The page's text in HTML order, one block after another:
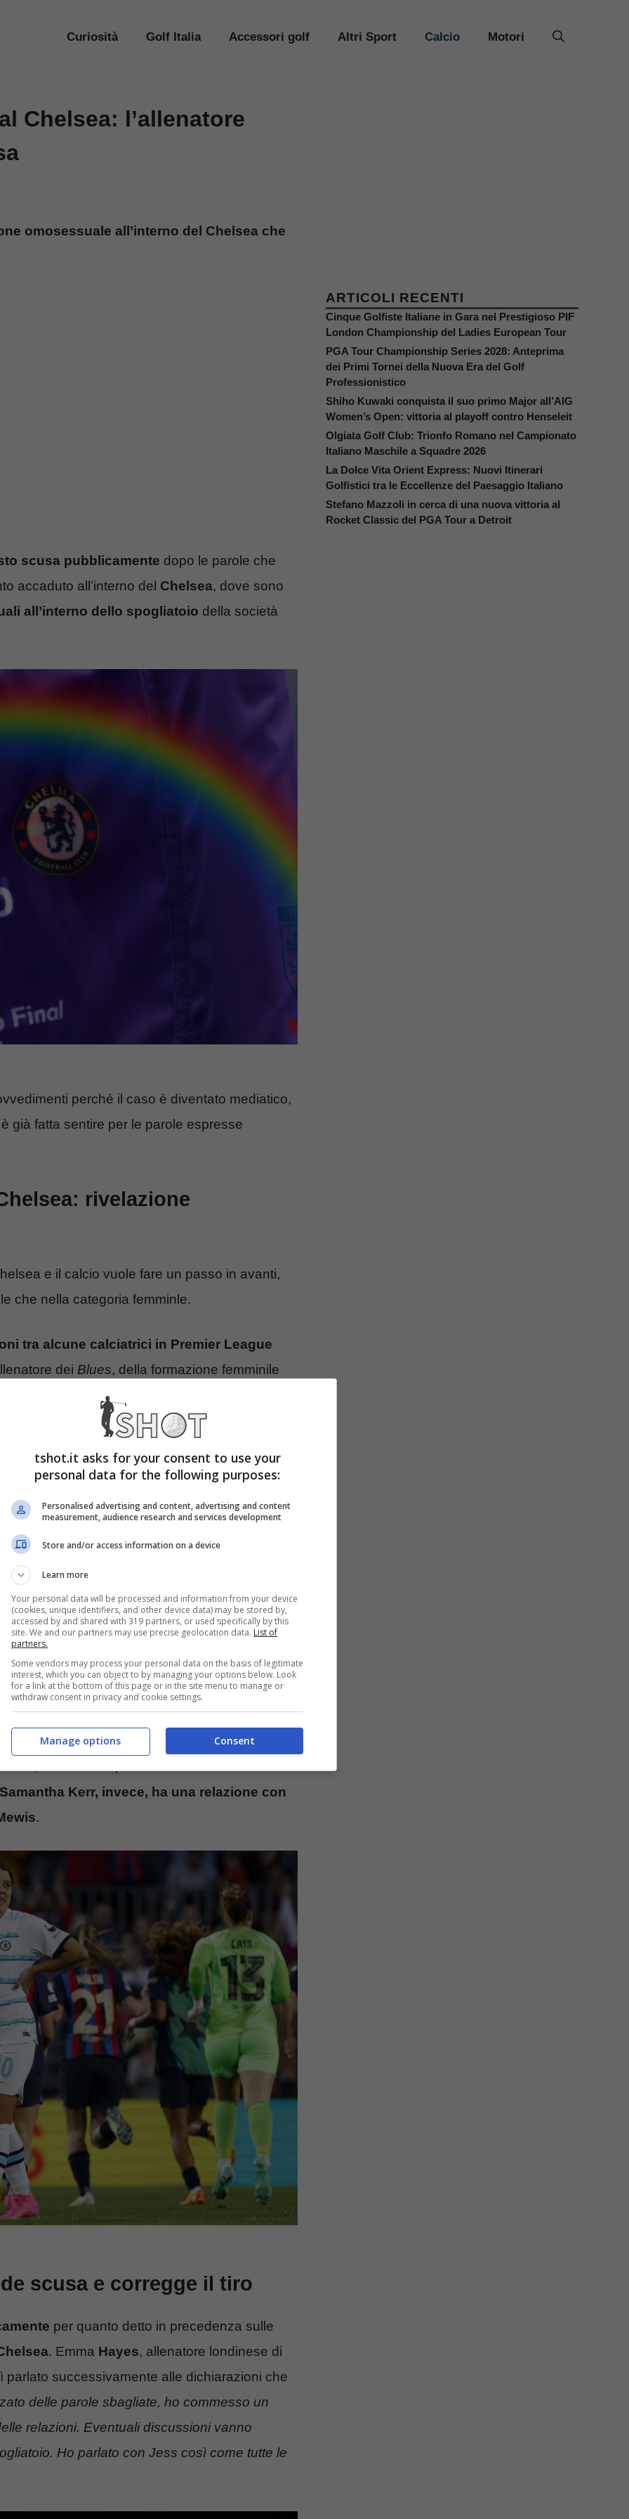
Curiosità Golf Italia Accessori golf Altri Sport Calcio Motori
Chelsea: l’allenatore
omosessuale all’interno del Chelsea che
scusa pubblicamente dopo le parole che
accaduto all’interno del Chelsea, dove sono
all’interno dello spogliatoio della società
perché il caso è diventato mediatico,
già fatta sentire per le parole espresse
rivelazione
e il calcio vuole fare un passo in avanti,
che nella categoria femminle.
tra alcune calciatrici in Premier League
dei Blues, della formazione femminile
e che vanta campionesse di livello Mondiale in
trattato con enorme leggerezza un tema
L’allenatore del Chelsea femminile, Emma
le relazioni all’interno del
certe cose, ma alla lunga sarebbe
titolare e l’altra no, una è in scadenza e
che hanno fatto molto discutere e non solo in
femminiel, Emma Hayes. Aveva spiegato
club, con un attacco vero e proprio quello che
Samantha Kerr, invece, ha una relazione con
.
scusa e corregge il tiro
per quanto detto in precedenza sulle
. Emma Hayes, allenatore londinese di
parlato successivamente alle dichiarazioni che
delle parole sbagliate, ho commesso un
relazioni. Eventuali discussioni vanno
Ho parlato con Jess così come tutte le
ARTICOLI RECENTI
Cinque Golfiste Italiane in Gara nel Prestigioso PIF
London Championship del Ladies European Tour
PGA Tour Championship Series 2028: Anteprima
dei Primi Tornei della Nuova Era del Golf
Professionistico
Shiho Kuwaki conquista il suo primo Major all’AIG
Women’s Open: vittoria al playoff contro Henseleit
Olgiata Golf Club: Trionfo Romano nel Campionato
Italiano Maschile a Squadre 2026
La Dolce Vita Orient Express: Nuovi Itinerari
Golfistici tra le Eccellenze del Paesaggio Italiano
Stefano Mazzoli in cerca di una nuova vittoria al
Rocket Classic del PGA Tour a Detroit
tshot.it asks for your consent to use your
personal data for the following purposes:
Personalised advertising and content, advertising and content
measurement, audience research and services development
Store and/or access information on a device
Learn more
Your personal data will be processed and information from your device
(cookies, unique identifiers, and other device data) may be stored by,
accessed by and shared with 319 partners, or used specifically by this
site. We and our partners may use precise geolocation data. List of
partners.
Some vendors may process your personal data on the basis of legitimate
interest, which you can object to by managing your options below. Look
for a link at the bottom of this page or in the site menu to manage or
withdraw consent in privacy and cookie settings.
Consent
Manage options